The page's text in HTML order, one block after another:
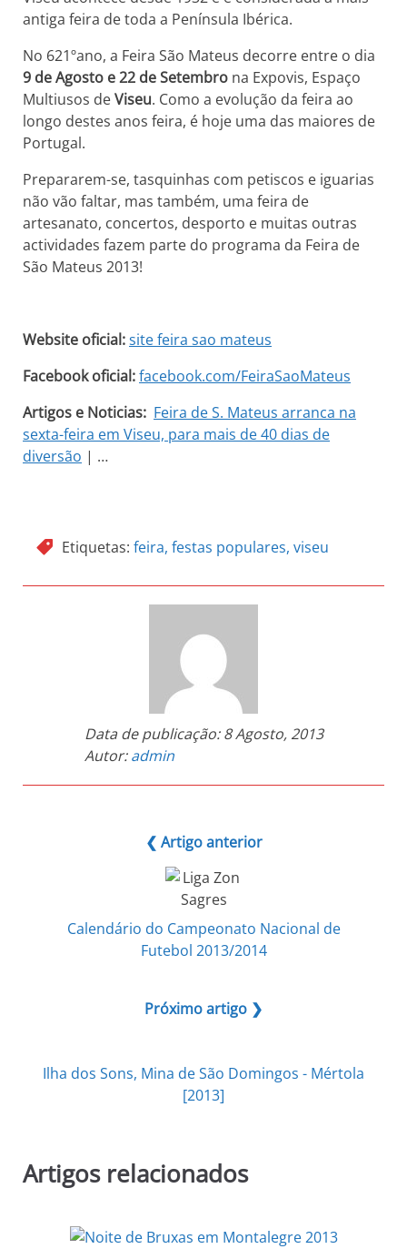
antiga feira de toda a Península Ibérica.
No 621ºano, a Feira São Mateus decorre entre o dia
9 de Agosto e 22 de Setembro na Expovis, Espaço
Multiusos deViseu. Como a evolução da feira ao
longo destes anos feira, é hoje uma das maiores de
Portugal.
Prepararem-se, tasquinhas com petiscos e iguarias
não vão faltar, mas também, uma feira de
artesanato, concertos, desporto e muitas outras
actividades fazem parte do programa da Feira de
São Mateus 2013!
Website oficial:site feira sao mateus
Facebook oficial:facebook.com/FeiraSaoMateus
Artigos e Noticias: Feira de S. Mateus arranca na
sexta-feira em Viseu, para mais de 40 dias de
diversão | …
Etiquetas: feira, festas populares, viseu
Data de publicação:8 Agosto, 2013
Autor:admin
❮ Artigo anterior
Calendário do Campeonato Nacional de
Futebol 2013/2014
Próximo artigo ❯
Ilha dos Sons, Mina de São Domingos - Mértola
[2013]
Artigos relacionados